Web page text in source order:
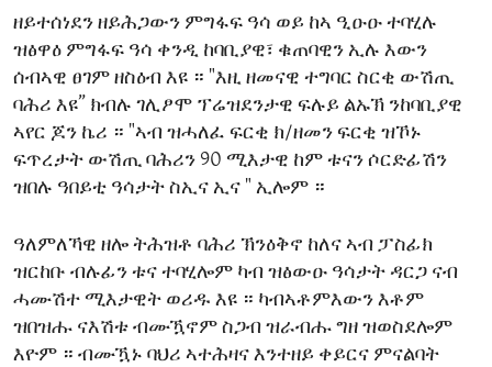
Skip
to
Search
AMERICAS
ASIA
EUROPE
MIDDLE EAST
HUMAN RIGHTS
SECURITY AND DEFENSE
AID AND DEVELOPMENT
DEMOCRACY AND GOVERNANCE
ECONOMY AND TRADE
ARCHIVE
ABOUT US
ዘይተሰነደን ዘይሕጋውን ምግፋፍ ዓሳ ወይ ከኣ ዒዑዑ ተባሂሉ
ዝፅዋዕ ምግፋፍ ዓሳ ቀንዲ ከባቢያዊ፣ ቁጠባዊን ኢሉ እውን
ሰብኣዊ ፀገም ዘስዕብ እዩ ። "እዚ ዘመናዊ ተግባር ስርቂ ውሽጢ
ባሕሪ እዩ” ክብሉ ገሊፆሞ ፕሬዝደንታዊ ፍሉይ ልኡኽ ንከባቢያዊ
ኣየር ጆን ኬሪ ። "ኣብ ዝሓለፈ ፍርቂ ክ/ዘመን ፍርቂ ዝኾኑ
ፍጥረታት ውሽጢ ባሕሪን 90 ሚእታዊ ከም ቱናን ሶርድፊሽን
ዝበሉ ዓበይቲ ዓሳታት ስኢና ኢና " ኢሎም ።
ዓለምለኻዊ ዘሎ ትሕዝቶ ባሕሪ ኽንዕቅኖ ከለና ኣብ ፓስፊክ
ዝርከቡ ብሉፊን ቱና ተባሂሎም ካብ ዝፅውዑ ዓሳታት ዳርጋ ናብ
ሓሙሽተ ሚእታዊት ወሪዱ እዩ ። ካብኣቶምእውን እቶም
ዝበዝሑ ናእሽቱ ብሙዃኖም ስጋብ ዝራብሑ ግዘ ዝወስደሎም
እዮም ። ብሙዃኑ ባህሪ ኣተሕዛና እንተዘይ ቀይርና ምናልባት